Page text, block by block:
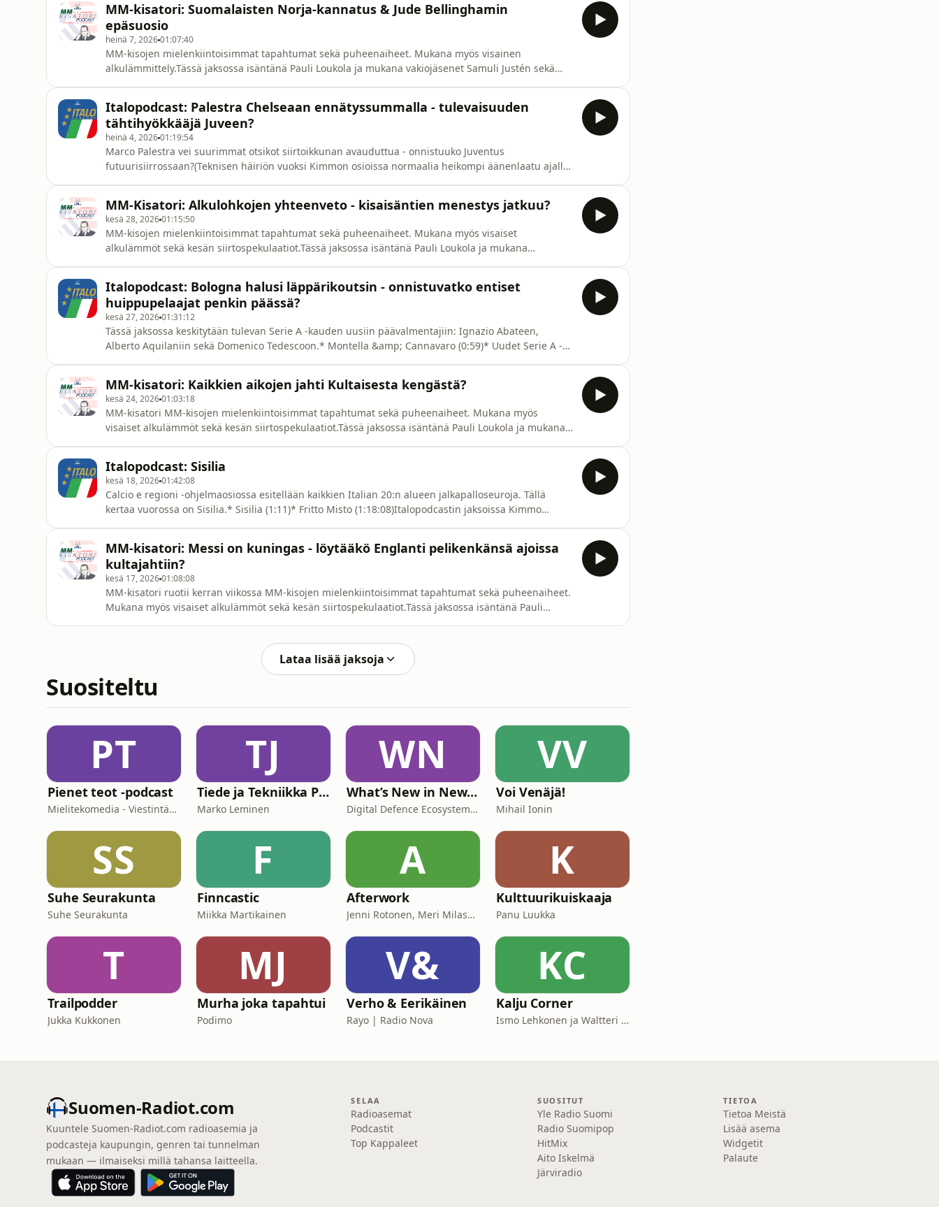
Mitri Pakkanen. Jaks
MM-kisatori: Suomalaisten Norja-kannatus & Jude Bellinghamin
epäsuosio
heinä 7, 202601:07:40
MM-kisojen mielenkiintoisimmat tapahtumat sekä puheenaiheet. Mukana myös visainen
alkulämmittely.Tässä jaksossa isäntänä Pauli Loukola ja mukana vakiojäsenet Samuli Justén sekä
seinakolmannelle@gmail.comSeuraa
Italopodcast: Palestra Chelseaan ennätyssummalla - tulevaisuuden
tähtihyökkääjä Juveen?
heinä 4, 202601:19:54
Marco Palestra vei suurimmat otsikot siirtoikkunan avauduttua - onnistuuko Juventus
futuurisiirrossaan?(Teknisen häiriön vuoksi Kimmon osioissa normaalia heikompi äänenlaatu ajalla
vakiovieraana on italialaisen
MM-Kisatori: Alkulohkojen yhteenveto - kisaisäntien menestys jatkuu?
kesä 28, 202601:15:50
MM-kisojen mielenkiintoisimmat tapahtumat sekä puheenaiheet. Mukana myös visaiset
alkulämmöt sekä kesän siirtospekulaatiot.Tässä jaksossa isäntänä Pauli Loukola ja mukana
(28:29)* Hullut huhut (1:00:01)Jakso na
Italopodcast: Bologna halusi läppärikoutsin - onnistuvatko entiset
huippupelaajat penkin päässä?
kesä 27, 202601:31:12
Tässä jaksossa keskitytään tulevan Serie A -kauden uusiin päävalmentajiin: Ignazio Abateen,
Alberto Aquilaniin sekä Domenico Tedescoon.* Montella &amp; Cannavaro (0:59)* Uudet Serie A -
seinakolmannelle@gmail.c
MM-kisatori: Kaikkien aikojen jahti Kultaisesta kengästä?
kesä 24, 202601:03:18
MM-kisatori MM-kisojen mielenkiintoisimmat tapahtumat sekä puheenaiheet. Mukana myös
visaiset alkulämmöt sekä kesän siirtospekulaatiot.Tässä jaksossa isäntänä Pauli Loukola ja mukana
(45:33)Jakso nauhoitettu ke 24.6. O
Italopodcast: Sisilia
kesä 18, 202601:42:08
Calcio e regioni -ohjelmaosiossa esitellään kaikkien Italian 20:n alueen jalkapalloseuroja. Tällä
kertaa vuorossa on Sisilia.* Sisilia (1:11)* Fritto Misto (1:18:08)Italopodcastin jaksoissa Kimmo
Instagramissa:https://www.instagram.com/seinakolmanne
MM-kisatori: Messi on kuningas - löytääkö Englanti pelikenkänsä ajoissa
kultajahtiin?
kesä 17, 202601:08:08
MM-kisatori ruotii kerran viikossa MM-kisojen mielenkiintoisimmat tapahtumat sekä puheenaiheet.
Mukana myös visaiset alkulämmöt sekä kesän siirtospekulaatiot.Tässä jaksossa isäntänä Pauli
Lataa lisää jaksoja
Suositeltu
PT
Pienet teot -podcast
Mielitekomedia - Viestintäasiantuntija Sami Turunen
TJ
Tiede ja Tekniikka Podcast
Marko Leminen
WN
What’s New in New Defence?
Digital Defence Ecosystem Finland; Valtteri Vuorisalo
VV
Voi Venäjä!
Mihail Ionin
SS
Suhe Seurakunta
Suhe Seurakunta
F
Finncastic
Miikka Martikainen
A
Afterwork
Jenni Rotonen, Meri Milash, Petra Soikkeli
K
Kulttuurikuiskaaja
Panu Luukka
T
Trailpodder
Jukka Kukkonen
MJ
Murha joka tapahtui
Podimo
V&
Verho & Eerikäinen
Rayo | Radio Nova
KC
Kalju Corner
Ismo Lehkonen ja Waltteri Lehkonen
Suomen-Radiot.com
Kuuntele Suomen-Radiot.com radioasemia ja
podcasteja kaupungin, genren tai tunnelman
mukaan — ilmaiseksi millä tahansa laitteella.
SELAA
Radioasemat
Podcastit
Top Kappaleet
SUOSITUT
Yle Radio Suomi
Radio Suomipop
HitMix
Aito Iskelmä
Järviradio
TIETOA
Tietoa Meistä
Lisää asema
Widgetit
Palaute